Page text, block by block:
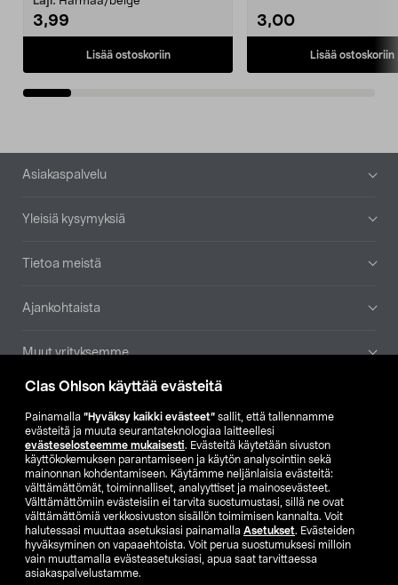
Clas Ohlson käyttää evästeitä
Painamalla ”Hyväksy kaikki evästeet” sallit, että tallennamme
evästeitä ja muuta seurantateknologiaa laitteellesi
evästeselosteemme mukaisesti. Evästeitä käytetään sivuston
käyttökokemuksen parantamiseen ja käytön analysointiin sekä
mainonnan kohdentamiseen. Käytämme neljänlaisia evästeitä:
välttämättömät, toiminnalliset, analyyttiset ja mainosevästeet.
Välttämättömiin evästeisiin ei tarvita suostumustasi, sillä ne ovat
välttämättömiä verkkosivuston sisällön toimimisen kannalta. Voit
halutessasi muuttaa asetuksiasi painamalla Asetukset. Evästeiden
hyväksyminen on vapaaehtoista. Voit perua suostumuksesi milloin
vain muuttamalla evästeasetuksiasi, apua saat tarvittaessa
asiakaspalvelustamme.
3,99
Lisää ostoskoriin
3,00
Lisää ostoskoriin
Alatunniste
Asiakaspalvelu
Yleisiä kysymyksiä
Tietoa meistä
Ajankohtaista
Muut yrityksemme
Etsi myymälä
SE NO FI
FI SV